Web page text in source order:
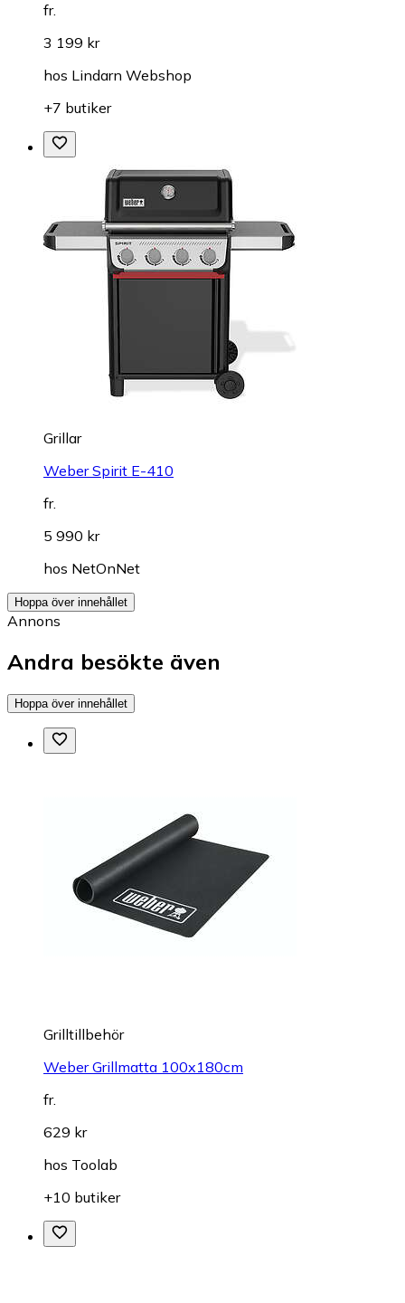
fr.
3 199 kr
hos Lindarn Webshop
+7 butiker
Grillar
Weber Spirit E-410
fr.
5 990 kr
hos NetOnNet
Hoppa över innehållet
Annons
Andra besökte även
Hoppa över innehållet
Grilltillbehör
Weber Grillmatta 100x180cm
fr.
629 kr
hos Toolab
+10 butiker